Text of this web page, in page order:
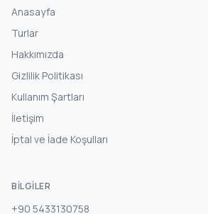
Anasayfa
Turlar
Hakkımızda
Gizlilik Politikası
Kullanım Şartları
İletişim
İptal ve İade Koşulları
BILGILER
+90 5433130758